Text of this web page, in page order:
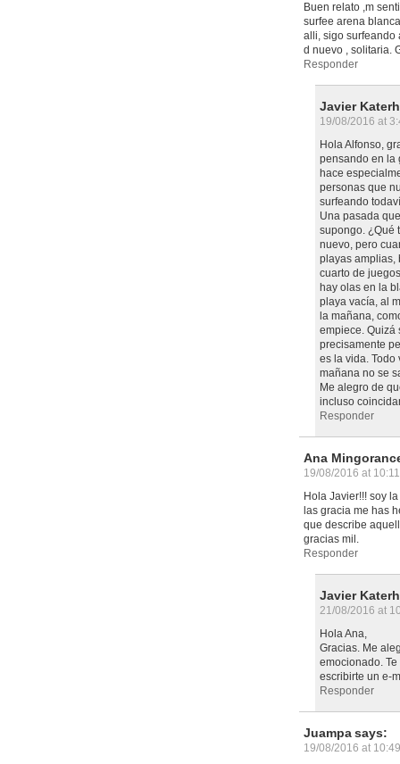
Buen relato ,m
surfee arena
alli, sigo surfeando
d nuevo , solitaria.
Responder
Javier
19/08/2016 at
Hola Alfonso,
pensando en la
hace
personas que
surfeando
Una pasada
supongo. ¿Qué
nuevo, pero
playas amplias,
cuarto de
hay olas en la
playa vacía, al
la mañana,
empiece. Quizá
precisamente
es la vida.
mañana no se
Me alegro de
incluso
Responder
Ana
19/08/2016 at
Hola Javier!!! soy
las gracia me has
que describe
gracias mil.
Responder
Javier
21/08/2016 at
Hola Ana,
Gracias. Me
emocionado.
escribirte un e-
Responder
Juampasays:
19/08/2016 at